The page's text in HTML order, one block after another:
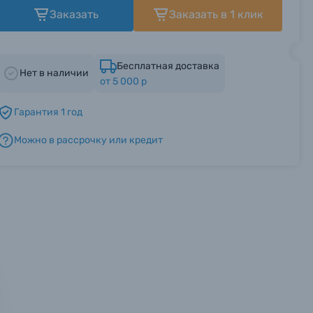
с
Заказать Заказать в 1 клик
Нет в наличии
Бесплатная доставка
от 5 000 р
Гарантия 1 год
Можно в рассрочку или кредит